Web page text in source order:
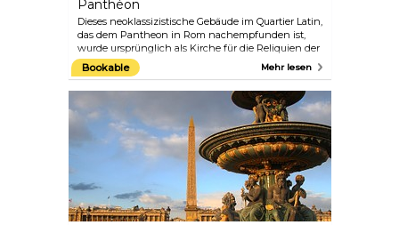
Panthéon
Dieses neoklassizistische Gebäude im Quartier Latin,
das dem Pantheon in Rom nachempfunden ist,
wurde ursprünglich als Kirche für die Reliquien der
heiligen Geneviève erbaut und ist die letzte
Ruhestätte zahlreicher Schriftsteller, Philosophen,
Dichter und Wissenschaftler wie Rousseau, Voltaire,
Victor Hugo, Émile Zola und Marie Curie.
Bookable Mehr lesen